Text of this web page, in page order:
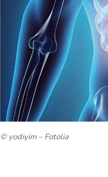
© yodiyim – Fotolia